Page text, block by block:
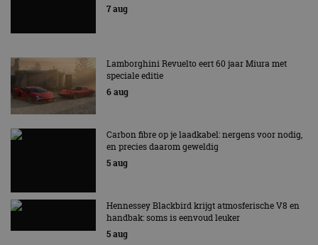
7 aug
Lamborghini Revuelto eert 60 jaar Miura met
speciale editie
6 aug
Carbon fibre op je laadkabel: nergens voor nodig,
en precies daarom geweldig
5 aug
Hennessey Blackbird krijgt atmosferische V8 en
handbak: soms is eenvoud leuker
5 aug